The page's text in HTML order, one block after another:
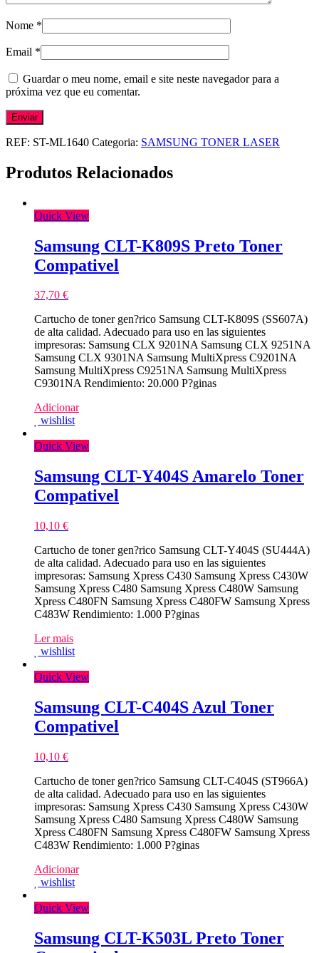
Nome *
Email *
Guardar o meu nome, email e site neste navegador para a
próxima vez que eu comentar.
REF: ST-ML1640 Categoria: SAMSUNG TONER LASER
Produtos Relacionados
Quick View
Samsung CLT-K809S Preto Toner
Compativel
37,70 €
Cartucho de toner gen?rico Samsung CLT-K809S (SS607A)
de alta calidad. Adecuado para uso en las siguientes
impresoras: Samsung CLX 9201NA Samsung CLX 9251NA
Samsung CLX 9301NA Samsung MultiXpress C9201NA
Samsung MultiXpress C9251NA Samsung MultiXpress
C9301NA Rendimiento: 20.000 P?ginas
Adicionar
wishlist
Quick View
Samsung CLT-Y404S Amarelo Toner
Compativel
10,10 €
Cartucho de toner gen?rico Samsung CLT-Y404S (SU444A)
de alta calidad. Adecuado para uso en las siguientes
impresoras: Samsung Xpress C430 Samsung Xpress C430W
Samsung Xpress C480 Samsung Xpress C480W Samsung
Xpress C480FN Samsung Xpress C480FW Samsung Xpress
C483W Rendimiento: 1.000 P?ginas
Ler mais
wishlist
Quick View
Samsung CLT-C404S Azul Toner
Compativel
10,10 €
Cartucho de toner gen?rico Samsung CLT-C404S (ST966A)
de alta calidad. Adecuado para uso en las siguientes
impresoras: Samsung Xpress C430 Samsung Xpress C430W
Samsung Xpress C480 Samsung Xpress C480W Samsung
Xpress C480FN Samsung Xpress C480FW Samsung Xpress
C483W Rendimiento: 1.000 P?ginas
Adicionar
wishlist
Quick View
Samsung CLT-K503L Preto Toner